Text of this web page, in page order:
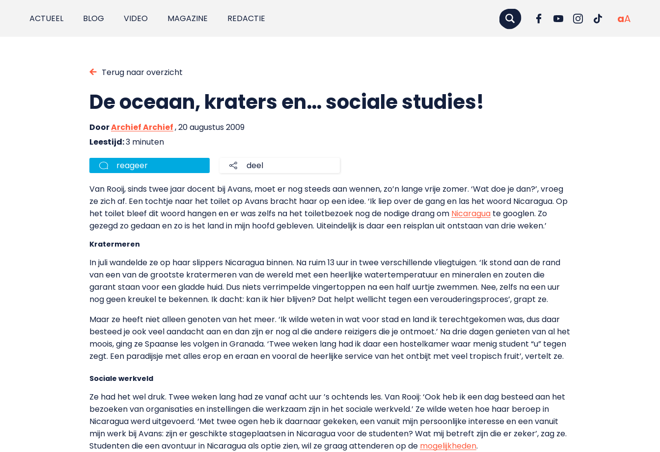
ACTUEEL BLOG VIDEO MAGAZINE REDACTIE aA
Terug naar overzicht
De oceaan, kraters en… sociale studies!
DoorArchief Archief, 20 augustus 2009
Leestijd:3 minuten
reageer deel
Van Rooij, sinds twee jaar docent bij Avans, moet er nog steeds aan wennen, zo’n lange vrije zomer. ‘Wat doe je dan?’, vroeg
ze zich af. Een tochtje naar het toilet op Avans bracht haar op een idee. ‘Ik liep over de gang en las het woord Nicaragua. Op
het toilet bleef dit woord hangen en er was zelfs na het toiletbezoek nog de nodige drang om Nicaragua te googlen. Zo
gezegd zo gedaan en zo is het land in mijn hoofd gebleven. Uiteindelijk is daar een reisplan uit ontstaan van drie weken.’
Kratermeren
In juli wandelde ze op haar slippers Nicaragua binnen. Na ruim 13 uur in twee verschillende vliegtuigen. ‘Ik stond aan de rand
van een van de grootste kratermeren van de wereld met een heerlijke watertemperatuur en mineralen en zouten die
garant staan voor een gladde huid. Dus niets verrimpelde vingertoppen na een half uurtje zwemmen. Nee, zelfs na een uur
nog geen kreukel te bekennen. Ik dacht: kan ik hier blijven? Dat helpt wellicht tegen een verouderingsproces’, grapt ze.
Maar ze heeft niet alleen genoten van het meer. ‘Ik wilde weten in wat voor stad en land ik terechtgekomen was, dus daar
besteed je ook veel aandacht aan en dan zijn er nog al die andere reizigers die je ontmoet.’ Na drie dagen genieten van al het
moois, ging ze Spaanse les volgen in Granada. ‘Twee weken lang had ik daar een hostelkamer waar menig student “u” tegen
zegt. Een paradijsje met alles erop en eraan en vooral de heerlijke service van het ontbijt met veel tropisch fruit’, vertelt ze.
Sociale werkveld
Ze had het wel druk. Twee weken lang had ze vanaf acht uur ’s ochtends les. Van Rooij: ‘Ook heb ik een dag besteed aan het
bezoeken van organisaties en instellingen die werkzaam zijn in het sociale werkveld.’ Ze wilde weten hoe haar beroep in
Nicaragua werd uitgevoerd. ‘Met twee ogen heb ik daarnaar gekeken, een vanuit mijn persoonlijke interesse en een vanuit
mijn werk bij Avans: zijn er geschikte stageplaatsen in Nicaragua voor de studenten? Wat mij betreft zijn die er zeker’, zag ze.
Studenten die een avontuur in Nicaragua als optie zien, wil ze graag attenderen op de mogelijkheden.